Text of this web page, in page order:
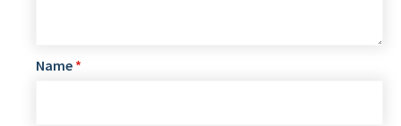
Name *